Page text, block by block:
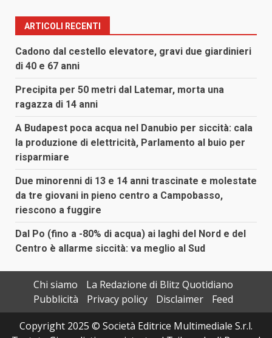
articoli
ARTICOLI RECENTI
Cadono dal cestello elevatore, gravi due giardinieri
di 40 e 67 anni
Precipita per 50 metri dal Latemar, morta una
ragazza di 14 anni
A Budapest poca acqua nel Danubio per siccità: cala
la produzione di elettricità, Parlamento al buio per
risparmiare
Due minorenni di 13 e 14 anni trascinate e molestate
da tre giovani in pieno centro a Campobasso,
riescono a fuggire
Dal Po (fino a -80% di acqua) ai laghi del Nord e del
Centro è allarme siccità: va meglio al Sud
Chi siamo
La Redazione di Blitz Quotidiano
Pubblicità
Privacy policy Disclaimer
Feed
Copyright 2025 © Società Editrice Multimediale S.r.l.